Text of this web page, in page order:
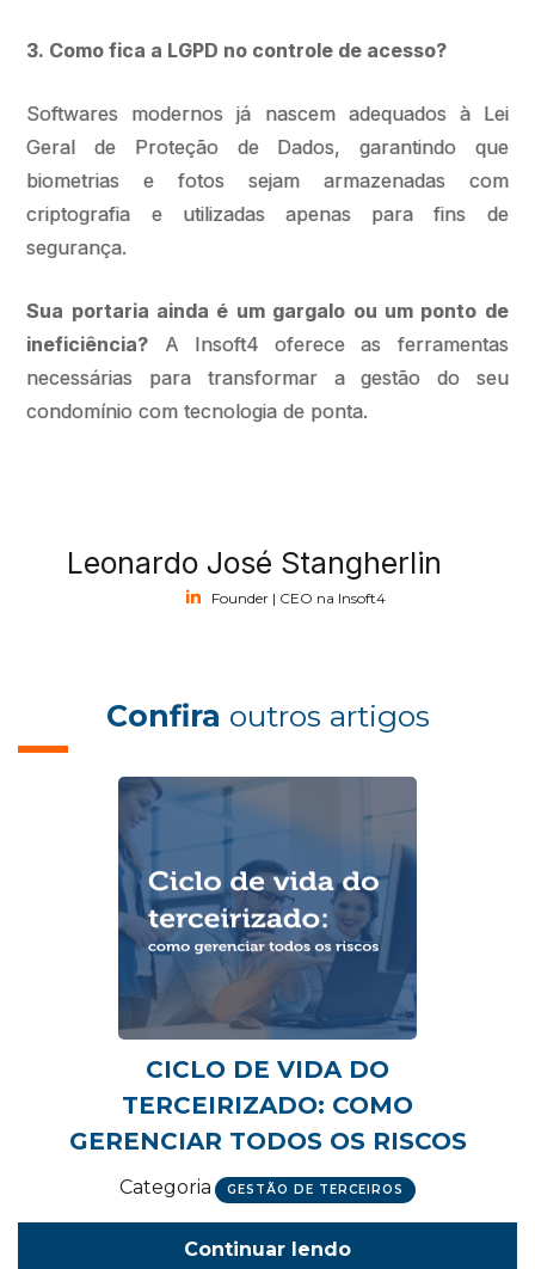
3. Como fica a LGPD no controle de acesso?
Softwares modernos já nascem adequados à Lei
Geral de Proteção de Dados, garantindo que
biometrias e fotos sejam armazenadas com
criptografia e utilizadas apenas para fins de
segurança.
Sua portaria ainda é um gargalo ou um ponto de
ineficiência? A Insoft4 oferece as ferramentas
necessárias para transformar a gestão do seu
condomínio com tecnologia de ponta.
Leonardo José Stangherlin
Founder | CEO na Insoft4
Confira outros artigos
CICLO DE VIDA DO
TERCEIRIZADO: COMO
GERENCIAR TODOS OS RISCOS
Categoria GESTÃO DE TERCEIROS
Continuar lendo